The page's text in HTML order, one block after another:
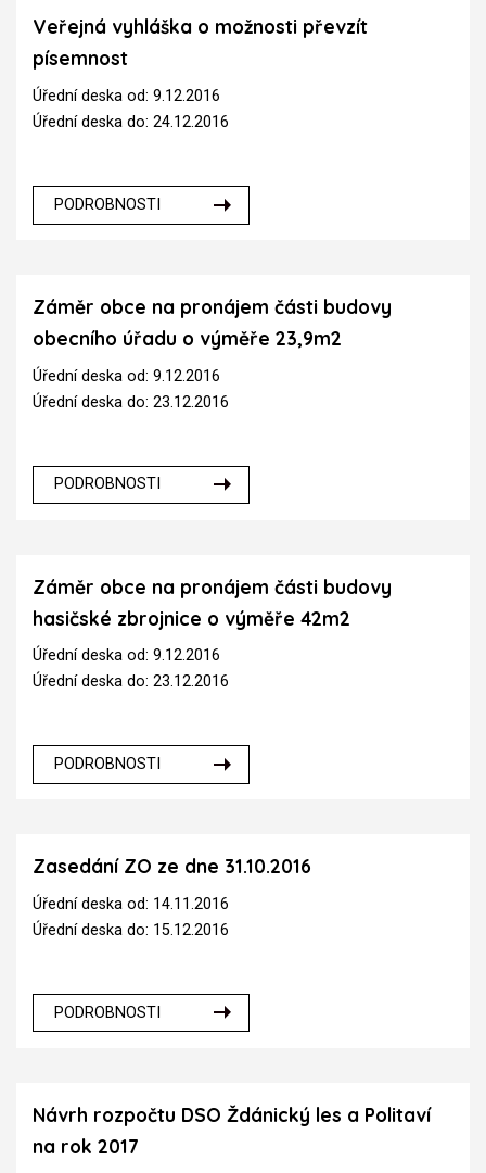
Veřejná vyhláška o možnosti převzít
písemnost
Úřední deska od: 9.12.2016
Úřední deska do: 24.12.2016
PODROBNOSTI
Záměr obce na pronájem části budovy
obecního úřadu o výměře 23,9m2
Úřední deska od: 9.12.2016
Úřední deska do: 23.12.2016
PODROBNOSTI
Záměr obce na pronájem části budovy
hasičské zbrojnice o výměře 42m2
Úřední deska od: 9.12.2016
Úřední deska do: 23.12.2016
PODROBNOSTI
Zasedání ZO ze dne 31.10.2016
Úřední deska od: 14.11.2016
Úřední deska do: 15.12.2016
PODROBNOSTI
Návrh rozpočtu DSO Ždánický les a Politaví
na rok 2017